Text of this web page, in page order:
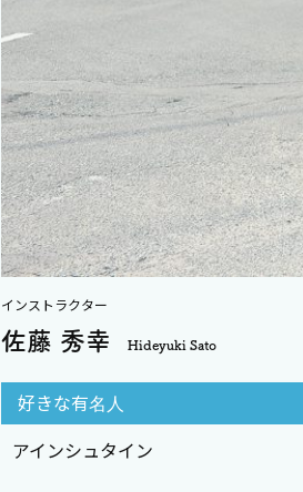
インストラクター
佐藤 秀幸 Hideyuki Sato
好きな有名人
アインシュタイン